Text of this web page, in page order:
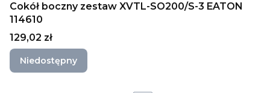
Cokół boczny zestaw XVTL-SO200/S-3 EATON
114610
Cena
129,02 zł
Niedostępny